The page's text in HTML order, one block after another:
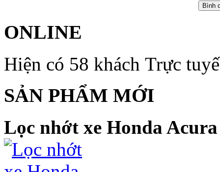
ONLINE
Hiện có 58 khách Trực
SẢN PHẨM MỚI
Lọc nhớt xe Honda Acura